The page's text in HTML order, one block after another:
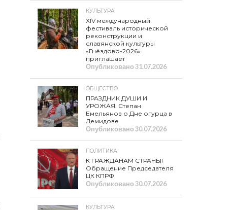
КУЛЬТУРА
XIV международный
фестиваль исторической
реконструкции и
славянской культуры
«Гнёздово-2026»
приглашает
Опубликовано31.07.2026
ОБЩЕСТВО
ПРАЗДНИК ДУШИ И
УРОЖАЯ. Степан
Емельянов о Дне огурца в
Демидове
Опубликовано30.07.2026
ПОЛИТИКА
К ГРАЖДАНАМ СТРАНЫ!
Обращение Председателя
ЦК КПРФ
Опубликовано30.07.2026
КУЛЬТУРА